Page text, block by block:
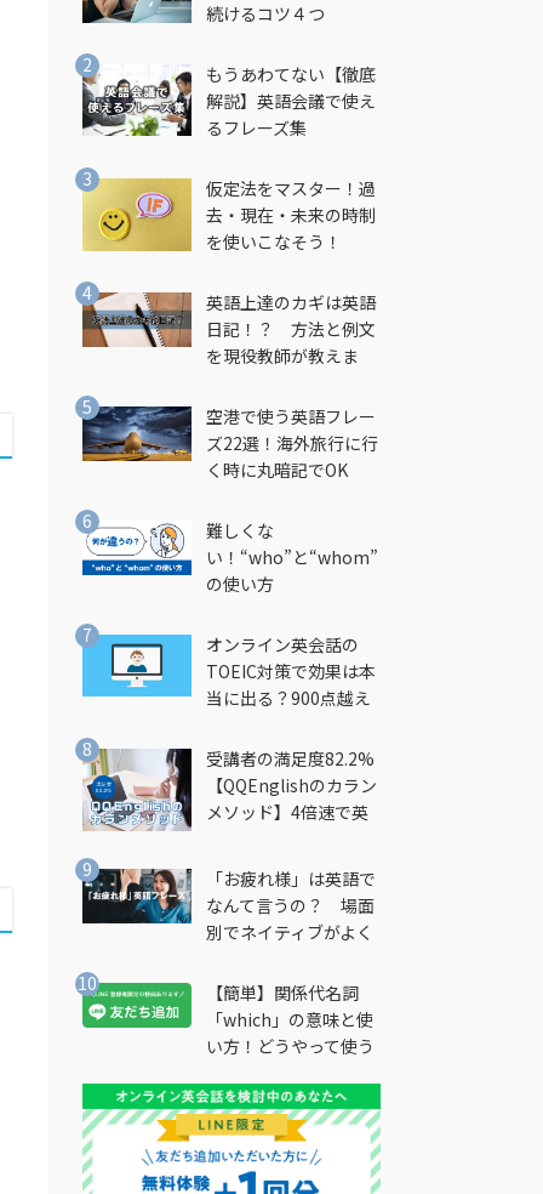
続けるコツ４つ
もうあわてない【徹底
解説】英語会議で使え
るフレーズ集
仮定法をマスター！過
去・現在・未来の時制
を使いこなそう！
英語上達のカギは英語
日記！？ 方法と例文
を現役教師が教えま
空港で使う英語フレー
ズ22選！海外旅行に行
く時に丸暗記でOK
難しくな
い！“who”と“whom”
の使い方
オンライン英会話の
TOEIC対策で効果は本
当に出る？900点越え
受講者の満足度82.2%
【QQEnglishのカラン
メソッド】4倍速で英
法とは？
「お疲れ様」は英語で
なんて言うの？ 場面
別でネイティブがよく
説
【簡単】関係代名詞
「which」の意味と使
い方！どうやって使う